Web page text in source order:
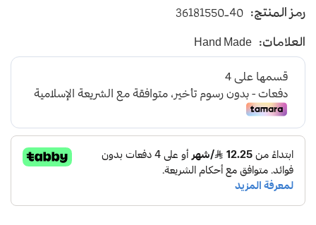
يأتي بأرضية متوسطة الإرتفاع باللون البني الفاتح
و طبقة اسفنجية عالية الجودة لتعطي شعور بالراحة
ومقاومة الإنزلاق و التآكل
رمز المنتج: 36181550-40
العلامات: Hand Made